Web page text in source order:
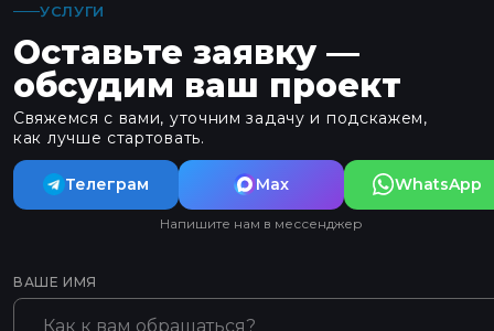
УСЛУГИ
Оставьте заявку —
обсудим ваш проект
Свяжемся с вами, уточним задачу и подскажем,
как лучше стартовать.
Телеграм Max WhatsApp
Напишите нам в мессенджер
ВАШЕ ИМЯ